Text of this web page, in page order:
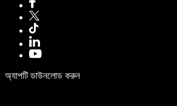
অ্যাপটি ডাউনলোড করুন